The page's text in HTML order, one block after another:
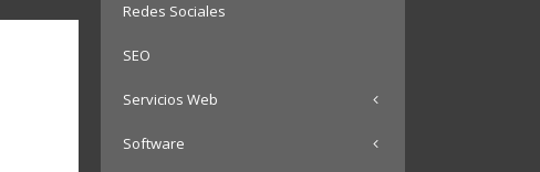
Redes Sociales
SEO
Servicios Web
Software